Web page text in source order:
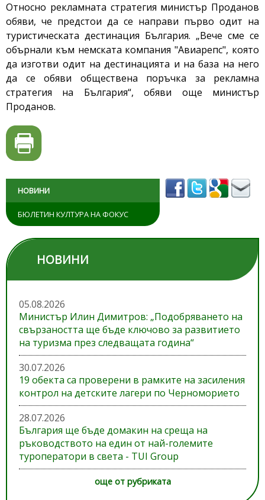
Относно рекламната стратегия министър Проданов
обяви, че предстои да се направи първо одит на
туристическата дестинация България. „Вече сме се
обърнали към немската компания "Авиарепс", която
да изготви одит на дестинацията и на база на него
да се обяви обществена поръчка за рекламна
стратегия на България“, обяви още министър
Проданов.
НОВИНИ
БЮЛЕТИН КУЛТУРА НА ФОКУС
НОВИНИ
05.08.2026
Министър Илин Димитров: „Подобряването на
свързаността ще бъде ключово за развитието
на туризма през следващата година“
30.07.2026
19 обекта са проверени в рамките на засиления
контрол на детските лагери по Черноморието
28.07.2026
България ще бъде домакин на среща на
ръководството на един от най-големите
туроператори в света - TUI Group
още от рубриката